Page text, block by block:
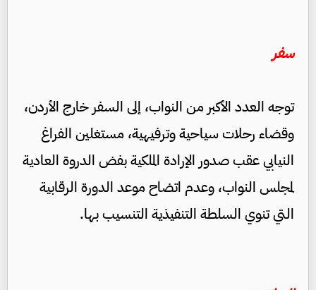
سفر
توجه العدد الأكبر من النواب، إلى السفر خارج الأردن،
وقضاء رحلات سياحية وترفيهية، مستغلين الفراغ
النيابي عقب صدور الإرادة الملكية بفض الدروة العادية
لمجلس النواب، وعدم اتضاح موعد الدورة الرقابية
التي تنوي السلطة التنفيذية التنسيب بها.